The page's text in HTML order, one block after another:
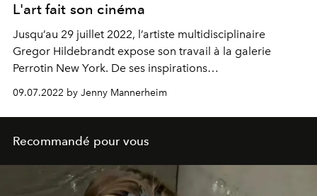
L'art fait son cinéma
Jusqu’au 29 juillet 2022, l’artiste multidisciplinaire
Gregor Hildebrandt expose son travail à la galerie
Perrotin New York. De ses inspirations
cinématographiques à ses projets futurs, l’artiste s’est
confié à L’Officiel. Rencontre.
09.07.2022 by Jenny Mannerheim
Recommandé pour vous